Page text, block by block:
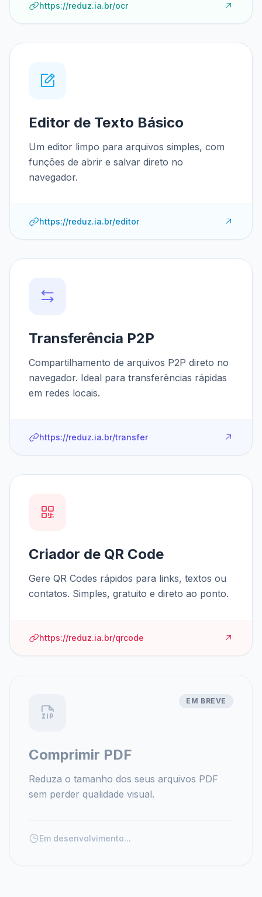
https://reduz.ia.br/ocr
Editor de Texto Básico
Um editor limpo para arquivos simples, com
funções de abrir e salvar direto no
navegador.
https://reduz.ia.br/editor
Transferência P2P
Compartilhamento de arquivos P2P direto no
navegador. Ideal para transferências rápidas
em redes locais.
https://reduz.ia.br/transfer
Criador de QR Code
Gere QR Codes rápidos para links, textos ou
contatos. Simples, gratuito e direto ao ponto.
https://reduz.ia.br/qrcode
EM BREVE
Comprimir PDF
Reduza o tamanho dos seus arquivos PDF
sem perder qualidade visual.
Em desenvolvimento...